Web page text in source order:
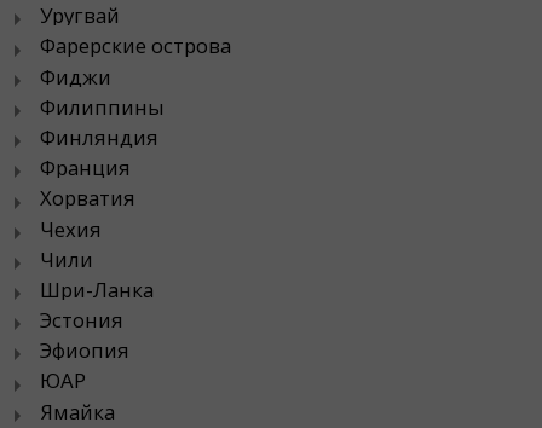
Уругвай
Фарерские острова
Фиджи
Филиппины
Финляндия
Франция
Хорватия
Чехия
Чили
Шри-Ланка
Эстония
Эфиопия
ЮАР
Ямайка